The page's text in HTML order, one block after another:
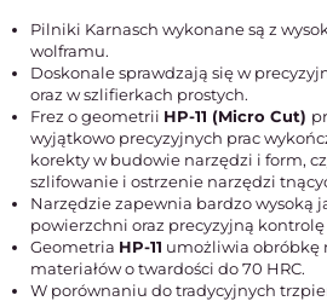
Pilniki Karnasch wykonane są z
wolframu.
Doskonale sprawdzają się w
oraz w szlifierkach prostych.
Frez o geometrii HP-11 (Micro Cut)
wyjątkowo precyzyjnych prac
korekty w budowie narzędzi i form,
szlifowanie i ostrzenie narzędzi
Narzędzie zapewnia bardzo wysoką
powierzchni oraz precyzyjną kontrolę
Geometria HP-11 umożliwia obróbkę
materiałów o twardości do 70 HRC.
W porównaniu do tradycyjnych